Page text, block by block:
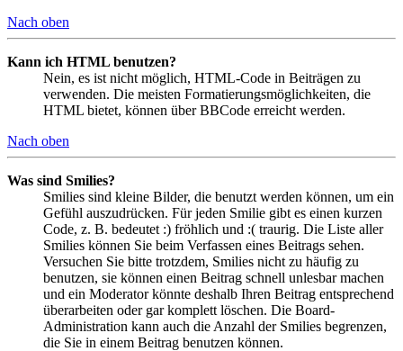
Nach oben
Kann ich HTML benutzen?
Nein, es ist nicht möglich, HTML-Code in Beiträgen zu
verwenden. Die meisten Formatierungsmöglichkeiten, die
HTML bietet, können über BBCode erreicht werden.
Nach oben
Was sind Smilies?
Smilies sind kleine Bilder, die benutzt werden können, um ein
Gefühl auszudrücken. Für jeden Smilie gibt es einen kurzen
Code, z. B. bedeutet :) fröhlich und :( traurig. Die Liste aller
Smilies können Sie beim Verfassen eines Beitrags sehen.
Versuchen Sie bitte trotzdem, Smilies nicht zu häufig zu
benutzen, sie können einen Beitrag schnell unlesbar machen
und ein Moderator könnte deshalb Ihren Beitrag entsprechend
überarbeiten oder gar komplett löschen. Die Board-
Administration kann auch die Anzahl der Smilies begrenzen,
die Sie in einem Beitrag benutzen können.